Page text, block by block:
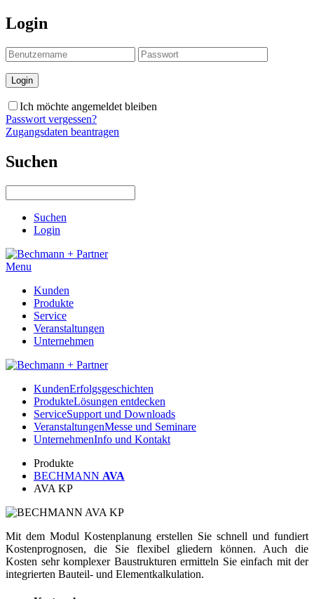
Login
Ich möchte angemeldet bleiben
Passwort vergessen?
Zugangsdaten beantragen
Suchen
Suchen
Login
Menu
Kunden
Produkte
Service
Veranstaltungen
Unternehmen
KundenErfolgsgeschichten
ProdukteLösungen entdecken
ServiceSupport und Downloads
VeranstaltungenMesse und Seminare
UnternehmenInfo und Kontakt
Produkte
BECHMANN AVA
AVA KP
Mit dem Modul Kostenplanung erstellen Sie schnell und fundiert
Kostenprognosen, die Sie flexibel gliedern können. Auch die
Kosten sehr komplexer Baustrukturen ermitteln Sie einfach mit der
integrierten Bauteil- und Elementkalkulation.